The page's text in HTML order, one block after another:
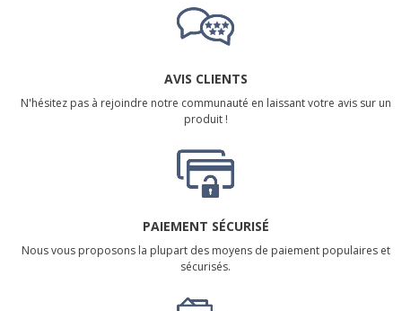
AVIS CLIENTS
N'hésitez pas à rejoindre notre communauté en laissant votre avis sur un
produit !
PAIEMENT SÉCURISÉ
Nous vous proposons la plupart des moyens de paiement populaires et
sécurisés.